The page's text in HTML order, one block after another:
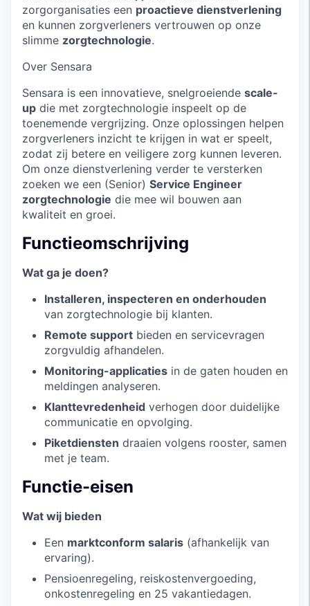
zorgorganisaties een proactieve dienstverlening
en kunnen zorgverleners vertrouwen op onze
slimme zorgtechnologie.
Over Sensara
Sensara is een innovatieve, snelgroeiende scale-
up die met zorgtechnologie inspeelt op de
toenemende vergrijzing. Onze oplossingen helpen
zorgverleners inzicht te krijgen in wat er speelt,
zodat zij betere en veiligere zorg kunnen leveren.
Om onze dienstverlening verder te versterken
zoeken we een (Senior) Service Engineer
zorgtechnologie die mee wil bouwen aan
kwaliteit en groei.
Functieomschrijving
Wat ga je doen?
Installeren, inspecteren en onderhouden
van zorgtechnologie bij klanten.
Remote support bieden en servicevragen
zorgvuldig afhandelen.
Monitoring-applicaties in de gaten houden en
meldingen analyseren.
Klanttevredenheid verhogen door duidelijke
communicatie en opvolging.
Piketdiensten draaien volgens rooster, samen
met je team.
Functie-eisen
Wat wij bieden
Een marktconform salaris (afhankelijk van
ervaring).
Pensioenregeling, reiskostenvergoeding,
onkostenregeling en 25 vakantiedagen.